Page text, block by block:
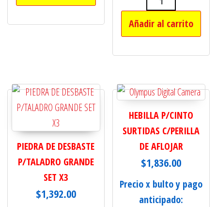
CLAVO
Añadir al carrito
PIEDRA DE DESBASTE
P/TALADRO GRANDE
SET X3
$1,392.00
HEBILLA P/CINTO
SURTIDAS C/PERILLA
DE AFLOJAR
$1,836.00
Precio x bulto y pago
anticipado: